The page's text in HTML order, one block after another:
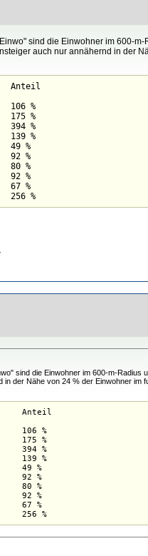
sind die Einwohner im 600-
auch nur annähernd in der
U3 Baumwall	5.700	14.600		256 %
sind die Einwohner im 600-m-
der Nähe von 24 % der Einwohner im